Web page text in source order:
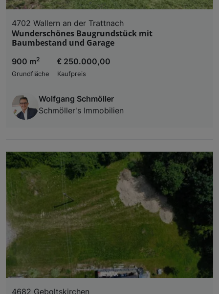
4702 Wallern an der Trattnach
Wunderschönes Baugrundstück mit
Baumbestand und Garage
900 m2
Grundfläche
€ 250.000,00
Kaufpreis
Wolfgang Schmöller
Schmöller's Immobilien
4682 Geboltskirchen